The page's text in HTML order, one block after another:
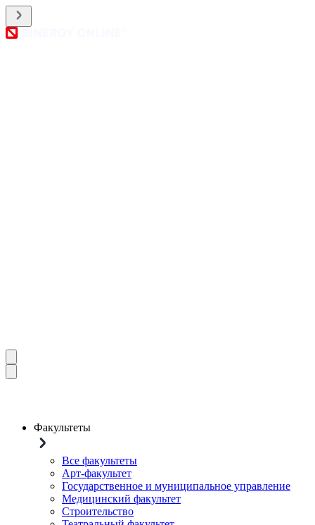
Факультеты
Все факультеты
Арт-факультет
Государственное и муниципальное управление
Медицинский факультет
Строительство